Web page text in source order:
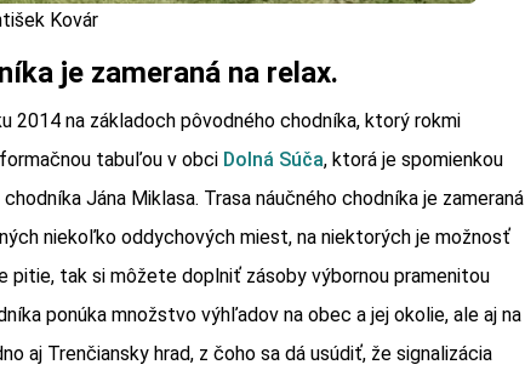
Kovár
je zameraná na relax.
2014 na základoch pôvodného chodníka, ktorý rokmi
tabuľou v obci Dolná Súča, ktorá je spomienkou
Jána Miklasa. Trasa náučného chodníka je zameraná
niekoľko oddychových miest, na niektorých je možnosť
pitie, tak si môžete doplniť zásoby výbornou pramenitou
ponúka množstvo výhľadov na obec a jej okolie, ale aj na
aj Trenčiansky hrad, z čoho sa dá usúdiť, že signalizácia